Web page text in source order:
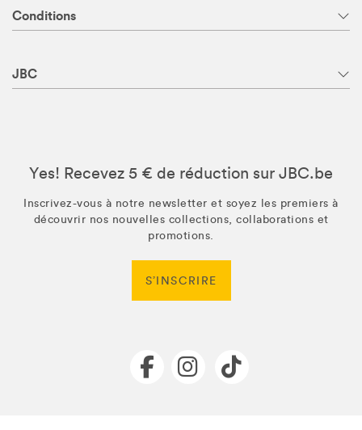
Conditions
JBC
Yes! Recevez 5 € de réduction sur JBC.be
Inscrivez-vous à notre newsletter et soyez les premiers à
découvrir nos nouvelles collections, collaborations et
promotions.
S’INSCRIRE